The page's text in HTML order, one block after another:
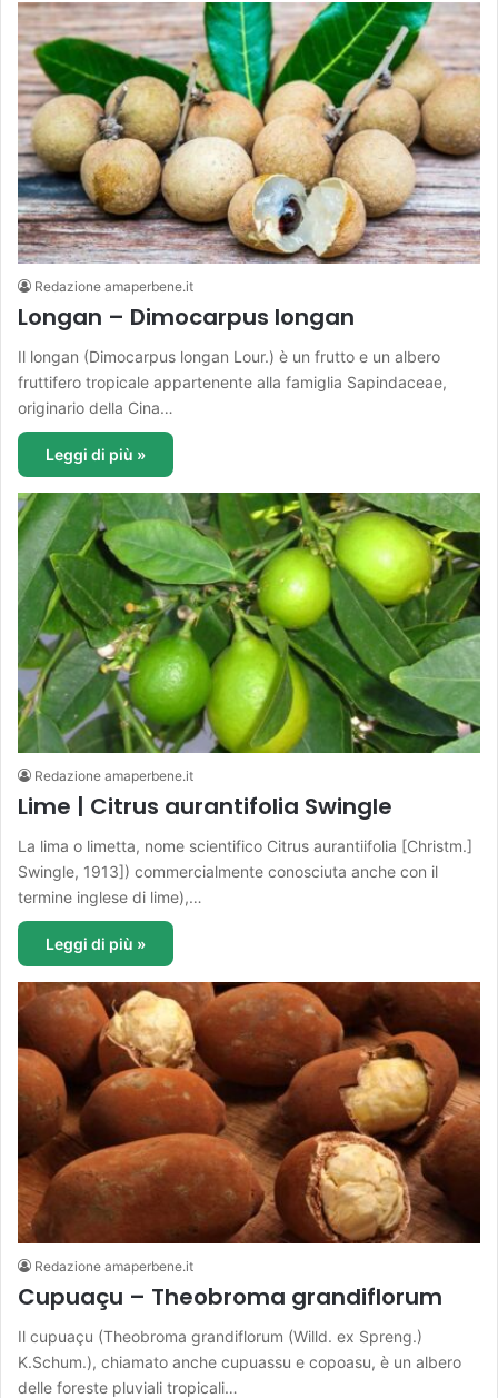
Redazione amaperbene.it
Longan – Dimocarpus longan
Il longan (Dimocarpus longan Lour.) è un frutto e un albero
fruttifero tropicale appartenente alla famiglia Sapindaceae,
originario della Cina…
Leggi di più »
Redazione amaperbene.it
Lime | Citrus aurantifolia Swingle
La lima o limetta, nome scientifico Citrus aurantiifolia [Christm.]
Swingle, 1913]) commercialmente conosciuta anche con il
termine inglese di lime),…
Leggi di più »
Redazione amaperbene.it
Cupuaçu – Theobroma grandiflorum
Il cupuaçu (Theobroma grandiflorum (Willd. ex Spreng.)
K.Schum.), chiamato anche cupuassu e copoasu, è un albero
delle foreste pluviali tropicali…